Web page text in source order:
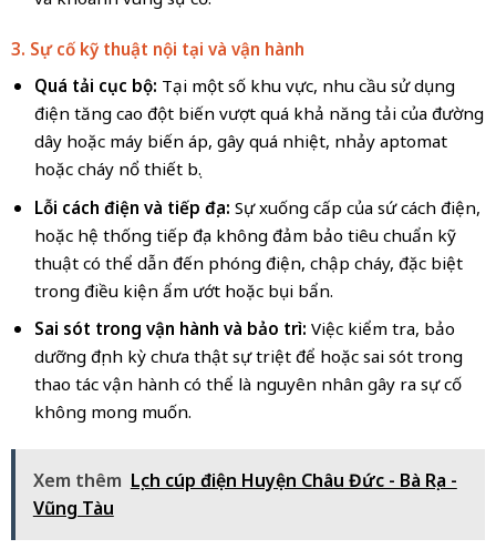
3. Sự cố kỹ thuật nội tại và vận hành
Quá tải cục bộ: Tại một số khu vực, nhu cầu sử dụng
điện tăng cao đột biến vượt quá khả năng tải của đường
dây hoặc máy biến áp, gây quá nhiệt, nhảy aptomat
hoặc cháy nổ thiết bị.
Lỗi cách điện và tiếp địa: Sự xuống cấp của sứ cách điện,
hoặc hệ thống tiếp địa không đảm bảo tiêu chuẩn kỹ
thuật có thể dẫn đến phóng điện, chập cháy, đặc biệt
trong điều kiện ẩm ướt hoặc bụi bẩn.
Sai sót trong vận hành và bảo trì: Việc kiểm tra, bảo
dưỡng định kỳ chưa thật sự triệt để hoặc sai sót trong
thao tác vận hành có thể là nguyên nhân gây ra sự cố
không mong muốn.
Xem thêm Lịch cúp điện Huyện Châu Đức - Bà Rịa -
Vũng Tàu